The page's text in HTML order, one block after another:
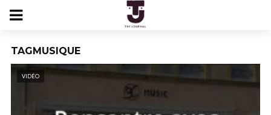
TAGMUSIQUE
VIDÉO